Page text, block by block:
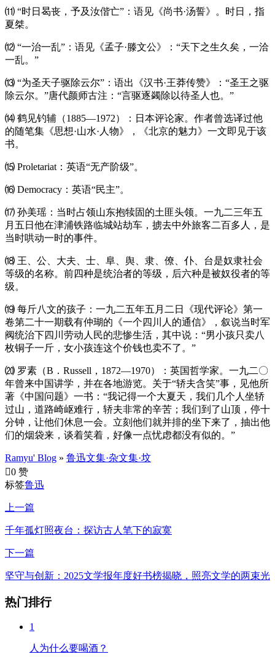
⑾ “时日曷丧，予及汝偕亡”：语见《尚书·汤誓》。时日，指
夏桀。
⑿ “一治一乱”：语见《孟子·滕文公》：“天下之生久矣，一洽
一乱。”
⒀ “为圣天子驱除云尔”：语出《汉书·王莽传赞》：“圣王之驱
除云尔。”唐代颜师古注：“言驱逐蠲除以待圣人也。”
⒁ 鹤见钓辅（1885—1972）：日本评论家。作者曾选译过他
的随笔集《思想·山水·人物》，《北京的魅力》一文即见于该
书。
⒂ Proletariat：英语“无产阶级”。
⒃ Democracy：英语“民主”。
⒄ 孙美瑶：当时占领山东抱犊固的土匪头领。一九二三年五
月五日他在津浦铁路临城站劫车，掳去中外旅客二百多人，是
当时哄动一时的事件。
⒅ 王、公、大夫、士、阜、舆、隶、僚、仆、台是奴隶社会
等级的名称。前四种是统治者的等级，后六种是被奴役者的等
级。
⒆ 每斤八文的孩子：一九二五年五月二日《现代评论》第一
卷第二十一期载有仲瑚的《一个四川人的通信》，叙说当时军
阀统治下四川劳动人民的悲惨生活，其中说：“男小孩只卖八
枚铜子一斤，女小孩连这个价钱也卖不了。”
⒇ 罗素（B．Russell，1872—1970）：英国哲学家。一九二〇
年曾来中国讲学，并在各地游览。关于“轿夫含笑”事，见他所
著《中国问题》一书：“我记得一个大夏天，我们几个人坐轿
过山，道路崎岖难行，轿夫非常的辛苦；我们到了山顶，停十
分钟，让他们休息一会。立刻他们就并排的坐下来了，抽出他
们的烟袋来，谈着笑着，好像一点忧虑都没有似的。”
Ramyu' Blog » 鲁迅文集·杂文集·坟
0 赞
标签鲁迅
上一篇
千年孤灯照夜台：探访古人笔下的寂寞
下一篇
坚守与创新：2025文学报年度好书榜揭晓，照亮文学的两束光
热门排行
1
人为什么要喝酒？